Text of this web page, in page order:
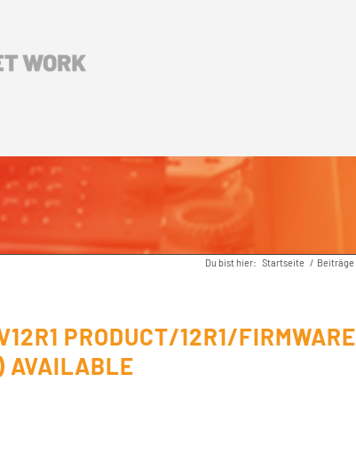
Du bist hier: Startseite / Beiträge
PRODUCT/12R1/FIRMWARE
AVAILABLE